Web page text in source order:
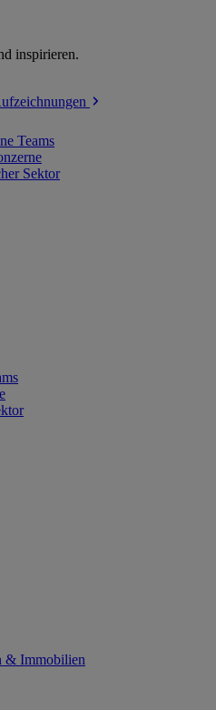
inspirieren.
Teams
Sektor
& Immobilien